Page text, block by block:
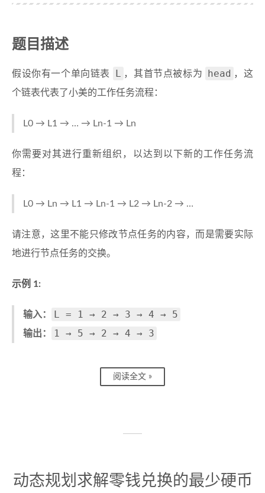
题目描述
假设你有一个单向链表 L ，其首节点被标为 head ，这
个链表代表了小美的工作任务流程：
L0 → L1 → … → Ln-1 → Ln
你需要对其进行重新组织，以达到以下新的工作任务流
程：
L0 → Ln → L1 → Ln-1 → L2 → Ln-2 → …
请注意，这里不能只修改节点任务的内容，而是需要实际
地进行节点任务的交换。
示例 1:
输入： L = 1 → 2 → 3 → 4 → 5
输出： 1 → 5 → 2 → 4 → 3
阅读全文 »
动态规划求解零钱兑换的最少硬币